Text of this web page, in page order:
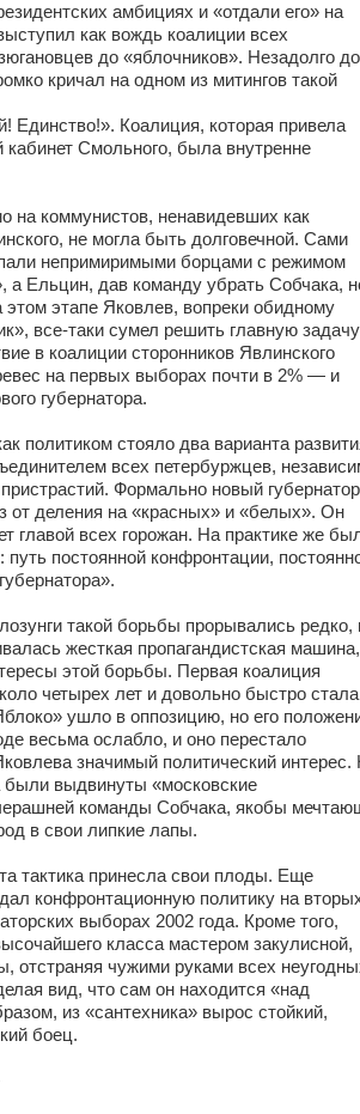
амбициях и «отдали его» на
как вождь коалиции всех
до «яблочников». Незадолго до
кричал на одном из митингов такой
Единство!». Коалиция, которая привела
кабинет Смольного, была внутренне
на коммунистов, ненавидевших как
не могла быть долговечной. Сами
непримиримыми борцами с режимом
а Ельцин, дав команду убрать Собчака,
этом этапе Яковлев, вопреки обидному
все-таки сумел решить главную
в коалиции сторонников Явлинского
на первых выборах почти в 2% — и
губернатора.
политиком стояло два варианта
всех петербуржцев,
Формально новый губернатор
от деления на «красных» и «белых». Он
главой всех горожан. На практике же
путь постоянной конфронтации,
такой борьбы прорывались редко,
жесткая пропагандистская машина,
этой борьбы. Первая коалиция
четырех лет и довольно быстро стала
ушло в оппозицию, но его
весьма ослабло, и оно перестало
значимый политический интерес.
были выдвинуты «московские
команды Собчака, якобы
в свои липкие лапы.
тактика принесла свои плоды. Еще
конфронтационную политику на
выборах 2002 года. Кроме того,
класса мастером закулисной,
отстраняя чужими руками всех
вид, что сам он находится «над
из «сантехника» вырос стойкий,
боец.